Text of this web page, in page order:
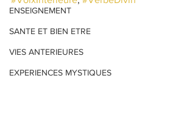
ENSEIGNEMENT
SANTE ET BIEN ETRE
VIES ANTERIEURES
EXPERIENCES MYSTIQUES